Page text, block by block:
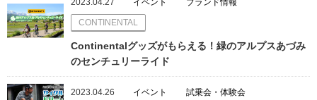
2023.04.27 イベント ブランド情報
CONTINENTAL
Continentalグッズがもらえる！緑のアルプスあづみ
のセンチュリーライド
2023.04.26 イベント 試乗会・体験会